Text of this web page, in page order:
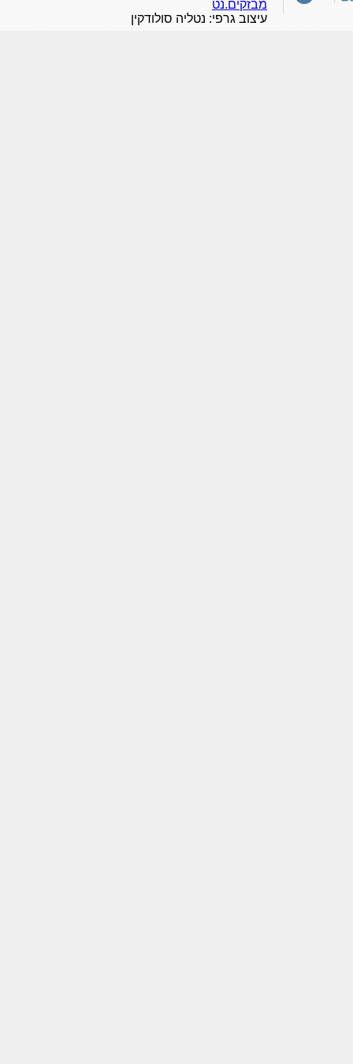
מבזקים.נט
עיצוב גרפי: נטליה סולודקין